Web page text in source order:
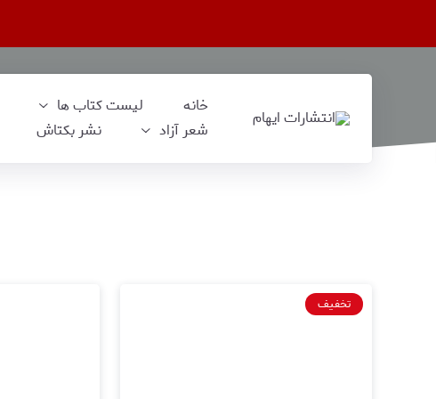
خانه لیست کتاب‌ ها
شعر آزاد
نشر بکتاش
تخفیف